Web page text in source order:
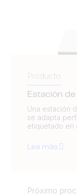
Producto
Estación
Una estación
se adapta
etiquetado en
Lea más
Próximo